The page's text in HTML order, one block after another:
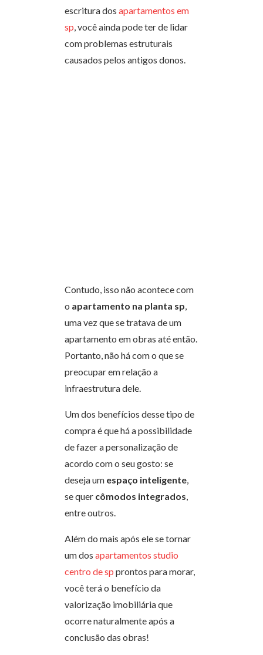
escritura dos apartamentos em
sp, você ainda pode ter de lidar
com problemas estruturais
causados pelos antigos donos.
Contudo, isso não acontece com
o apartamento na planta sp,
uma vez que se tratava de um
apartamento em obras até então.
Portanto, não há com o que se
preocupar em relação a
infraestrutura dele.
Um dos benefícios desse tipo de
compra é que há a possibilidade
de fazer a personalização de
acordo com o seu gosto: se
deseja um espaço inteligente,
se quer cômodos integrados,
entre outros.
Além do mais após ele se tornar
um dos apartamentos studio
centro de sp prontos para morar,
você terá o benefício da
valorização imobiliária que
ocorre naturalmente após a
conclusão das obras!